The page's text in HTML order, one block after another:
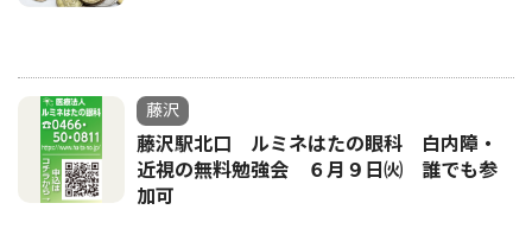
藤沢
藤沢駅北口 ルミネはたの眼科 白内障・
近視の無料勉強会 ６月９日㈫ 誰でも参
加可